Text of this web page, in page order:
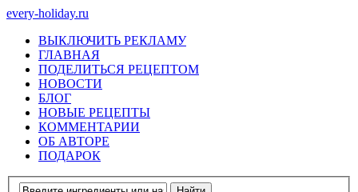
every-holiday.ru
ВЫКЛЮЧИТЬ РЕКЛАМУ
ГЛАВНАЯ
ПОДЕЛИТЬСЯ РЕЦЕПТОМ
НОВОСТИ
БЛОГ
НОВЫЕ РЕЦЕПТЫ
КОММЕНТАРИИ
ОБ АВТОРЕ
ПОДАРОК